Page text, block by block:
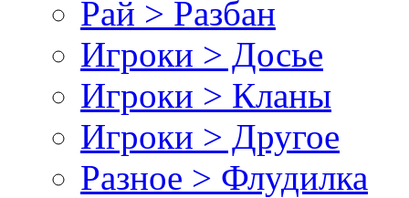
Рай > Разбан
Игроки > Досье
Игроки > Кланы
Игроки > Другое
Разное > Флудилка